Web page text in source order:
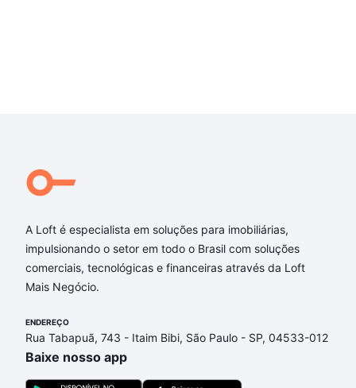
A Loft é especialista em soluções para imobiliárias,
impulsionando o setor em todo o Brasil com soluções
comerciais, tecnológicas e financeiras através da Loft
Mais Negócio.
ENDEREÇO
Rua Tabapuã, 743 - Itaim Bibi, São Paulo - SP, 04533-012
Baixe nosso app